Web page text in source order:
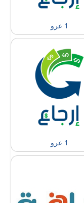
1 عرو
1 عرو